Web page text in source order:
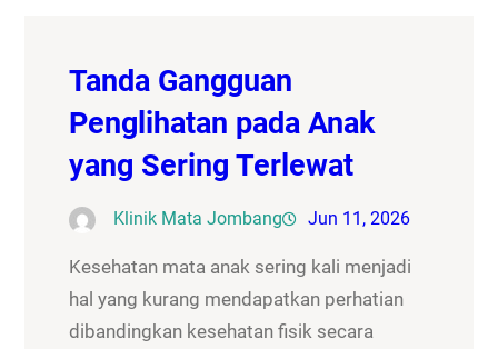
Tanda Gangguan
Penglihatan pada Anak
yang Sering Terlewat
Klinik Mata Jombang Jun 11, 2026
Kesehatan mata anak sering kali menjadi
hal yang kurang mendapatkan perhatian
dibandingkan kesehatan fisik secara